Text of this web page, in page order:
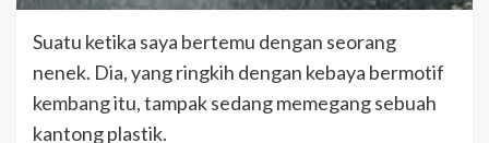
Suatu ketika saya bertemu dengan seorang
nenek. Dia, yang ringkih dengan kebaya bermotif
kembang itu, tampak sedang memegang sebuah
kantong plastik.